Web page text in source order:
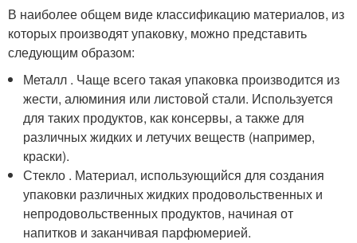
В наиболее общем виде классификацию материалов, из
которых производят упаковку, можно представить
следующим образом:
Металл . Чаще всего такая упаковка производится из
жести, алюминия или листовой стали. Используется
для таких продуктов, как консервы, а также для
различных жидких и летучих веществ (например,
краски).
Стекло . Материал, использующийся для создания
упаковки различных жидких продовольственных и
непродовольственных продуктов, начиная от
напитков и заканчивая парфюмерией.